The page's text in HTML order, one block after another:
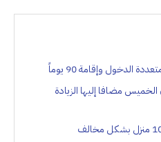
الدخول وإقامة 90 يوماً
مضافا إليها الزيادة